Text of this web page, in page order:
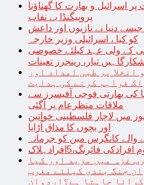
اسرائیل و بھارت کا گھناؤنا
پروپیگنڈا بے نقاب
دنیا نے نازیوں اور داعش
کو کیا ، اسرائیلی وزیر خارجہ
کے ولی عہد کیلئے خصوصی
شکارگاہیں تیار، رینجرز تعینات
انخلا پر طبی امداد اور
فراہم کرنے کی ہدایت
کی بھارتی فوجی آفیسرز سے
ملاقات منظرعام پر آگئی
میں لاچار فلسطینی خواتین
اور بچوں کا مذاق اُڑایا
والے کانگرس مین کو جرمانہ
فائرنگ،5افرادہلاک
غزہ میں مزید اور کیا
جنگ بندی کیلئے مغرب
چاہتا ہے؟اردوان